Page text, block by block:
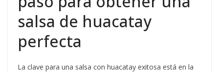
salsa de huacatay
perfecta
La clave para una salsa con huacatay exitosa está en la